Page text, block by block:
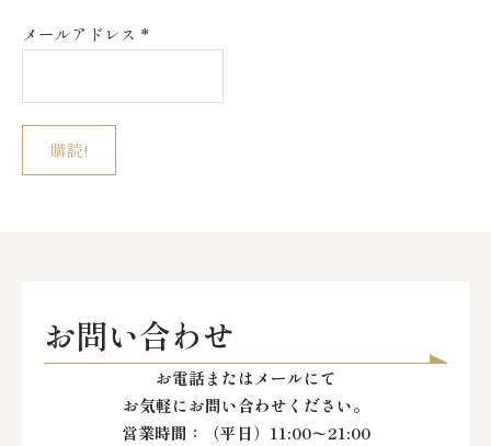
メールアドレス *
お問い合わせ
お電話またはメールにて
お気軽にお問い合わせください。
営業時間：
（平日）11:00〜21:00